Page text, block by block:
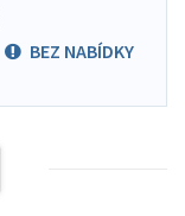
BEZ NABÍDKY